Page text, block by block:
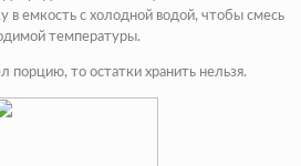
в емкость с холодной водой, чтобы смесь
температуры.
порцию, то остатки хранить нельзя.